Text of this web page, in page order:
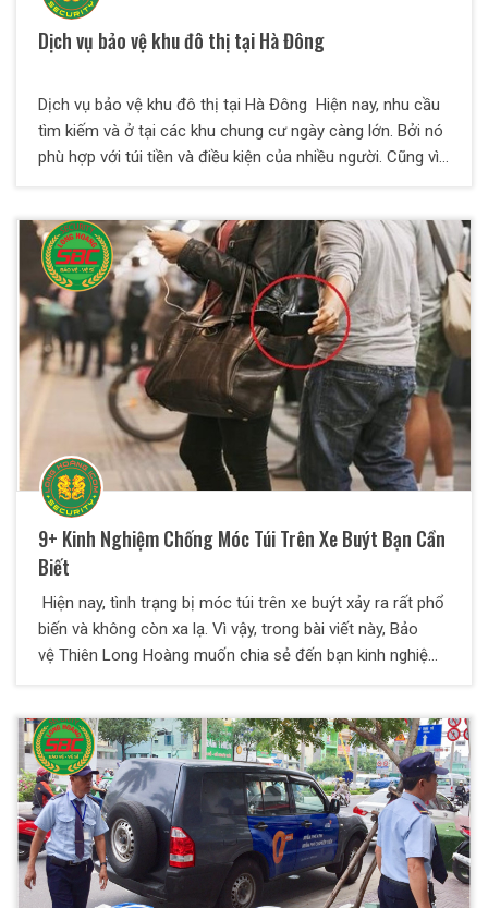
Dịch vụ bảo vệ khu đô thị tại Hà Đông
Dịch vụ bảo vệ khu đô thị tại Hà Đông Hiện nay, nhu cầu
tìm kiếm và ở tại các khu chung cư ngày càng lớn. Bởi nó
phù hợp với túi tiền và điều kiện của nhiều người. Cũng vì
nhiên, đây cũng là mục tiêu hàng đầu cho tội phạm và kẻ
xấu trộm cắp, dễ mất an ninh nếu không có sự quản lý và
bảo vệ chặt chẽ. Dịch vụ bảo vệ tại Hà Đông cho khu đô
thị mở ra sẽ giải quyết tốt khâu an ninh cho ban quản lý
khu đô thị.
9+ Kinh Nghiệm Chống Móc Túi Trên Xe Buýt Bạn Cần
Biết
Hiện nay, tình trạng bị móc túi trên xe buýt xảy ra rất phổ
biến và không còn xa lạ. Vì vậy, trong bài viết này, Bảo
vệ Thiên Long Hoàng muốn chia sẻ đến bạn kinh nghiệm